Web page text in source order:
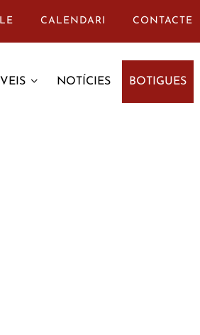
CALENDARI CONTACTE
NOTÍCIES BOTIGUES